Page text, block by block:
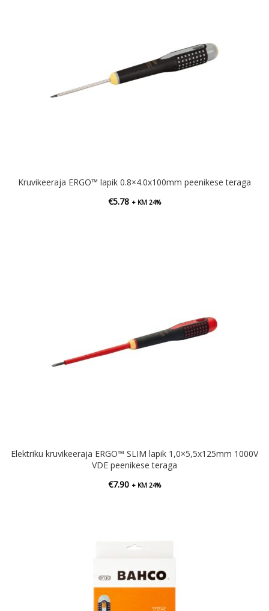
Kruvikeeraja ERGO™ lapik 0.8×4.0x100mm peenikese teraga
€5.78 + KM 24%
Elektriku kruvikeeraja ERGO™ SLIM lapik 1,0×5,5x125mm 1000V
VDE peenikese teraga
€7.90 + KM 24%